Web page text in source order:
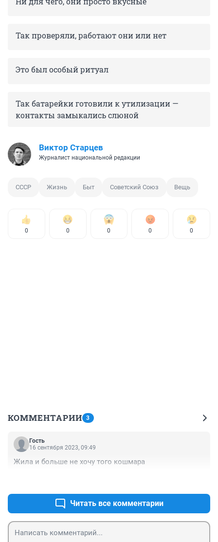
Так проверяли, работают они или нет
Это был особый ритуал
Так батарейки готовили к утилизации —
контакты замыкались слюной
Виктор Старцев
Журналист национальной редакции
СССР Жизнь Быт Советский Союз Вещь
0 0 0 0 0
КОММЕНТАРИИ 3
Гость
16 сентября 2023, 09:49
Жила и больше не хочу того кошмара
Читать все комментарии